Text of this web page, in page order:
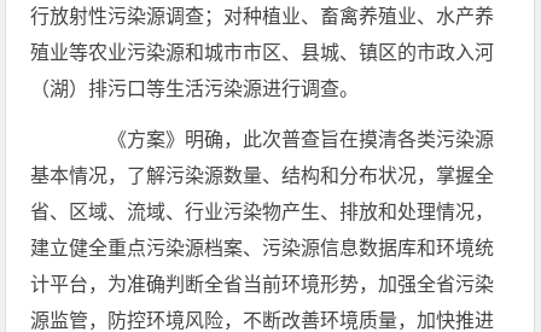
行放射性污染源调查；对种植业、畜禽养殖业、水产养
殖业等农业污染源和城市市区、县城、镇区的市政入河
（湖）排污口等生活污染源进行调查。
《方案》明确，此次普查旨在摸清各类污染源
基本情况，了解污染源数量、结构和分布状况，掌握全
省、区域、流域、行业污染物产生、排放和处理情况，
建立健全重点污染源档案、污染源信息数据库和环境统
计平台，为准确判断全省当前环境形势，加强全省污染
源监管，防控环境风险，不断改善环境质量，加快推进